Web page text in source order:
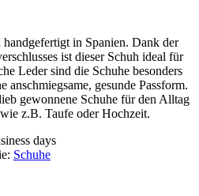
in Spanien. Dank der
ist dieser Schuh ideal für
Leder sind die Schuhe besonders
anschmiegsame, gesunde Passform.
gewonnene Schuhe für den Alltag
z.B. Taufe oder Hochzeit.
days
Schuhe